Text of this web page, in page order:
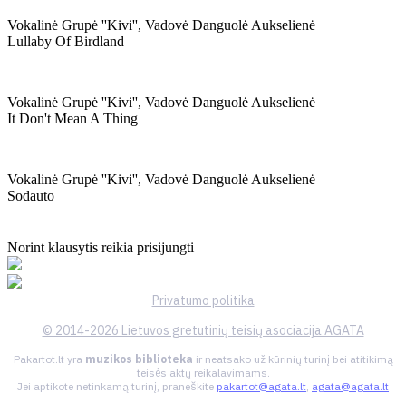
Vokalinė Grupė ''kivi'', Vadovė Danguolė Aukselienė
Lullaby Of Birdland
Vokalinė Grupė ''kivi'', Vadovė Danguolė Aukselienė
It Don't Mean A Thing
Vokalinė Grupė ''kivi'', Vadovė Danguolė Aukselienė
Sodauto
Norint klausytis reikia prisijungti
Privatumo politika
© 2014-2026 Lietuvos gretutinių teisių asociacija AGATA
Pakartot.lt yra muzikos biblioteka ir neatsako už kūrinių turinį bei atitikimą
teisės aktų reikalavimams.
Jei aptikote netinkamą turinį, praneškite pakartot@agata.lt, agata@agata.lt